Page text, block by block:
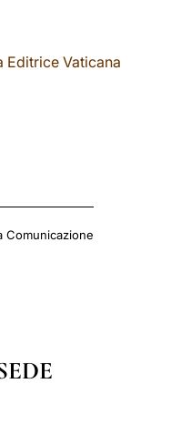
Vaticana